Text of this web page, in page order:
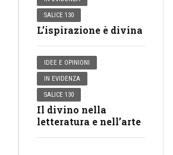
SALICE 130
L’ispirazione è divina
IDEE E OPINIONI
IN EVIDENZA
SALICE 130
Il divino nella
letteratura e nell’arte